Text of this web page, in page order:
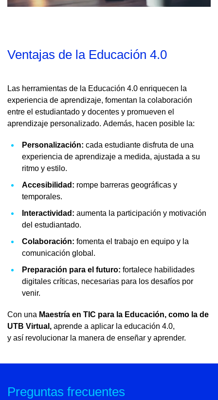
Ventajas de la Educación 4.0
Las herramientas de la Educación 4.0 enriquecen la
experiencia de aprendizaje, fomentan la colaboración
entre el estudiantado y docentes y promueven el
aprendizaje personalizado. Además, hacen posible la:
Personalización: cada estudiante disfruta de una
experiencia de aprendizaje a medida, ajustada a su
ritmo y estilo.
Accesibilidad: rompe barreras geográficas y
temporales.
Interactividad: aumenta la participación y motivación
del estudiantado.
Colaboración: fomenta el trabajo en equipo y la
comunicación global.
Preparación para el futuro: fortalece habilidades
digitales críticas, necesarias para los desafíos por
venir.
Con una Maestría en TIC para la Educación, como la de
UTB Virtual, aprende a aplicar la educación 4.0,
y así revolucionar la manera de enseñar y aprender.
Preguntas frecuentes